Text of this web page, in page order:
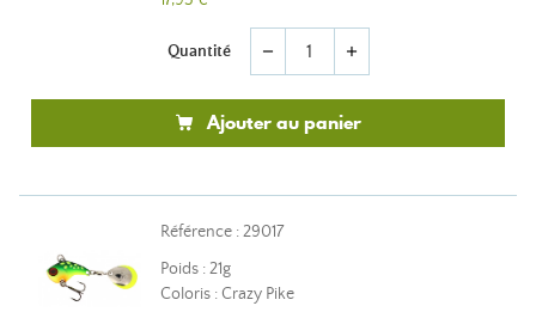
Quantité remove add
Ajouter au panier
Référence : 29017
Poids : 21g
Coloris : Crazy Pike